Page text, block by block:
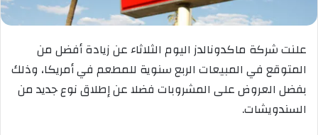
علنت شركة ماكدونالدز اليوم الثلاثاء عن زيادة أفضل من
المتوقع في المبيعات الربع سنوية للمطعم في أمريكا، وذلك
بفضل العروض على المشروبات فضلا عن إطلاق نوع جديد من
السندويشات.